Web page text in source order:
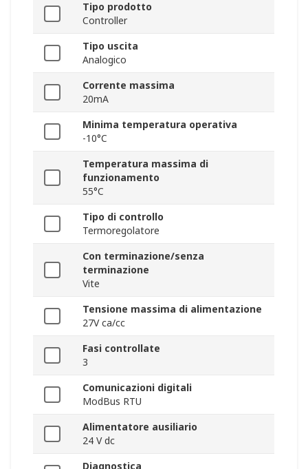
Tipo prodotto
Controller
Tipo uscita
Analogico
Corrente massima
20mA
Minima temperatura operativa
-10°C
Temperatura massima di
funzionamento
55°C
Tipo di controllo
Termoregolatore
Con terminazione/senza
terminazione
Vite
Tensione massima di alimentazione
27V ca/cc
Fasi controllate
3
Comunicazioni digitali
ModBus RTU
Alimentatore ausiliario
24 V dc
Diagnostica